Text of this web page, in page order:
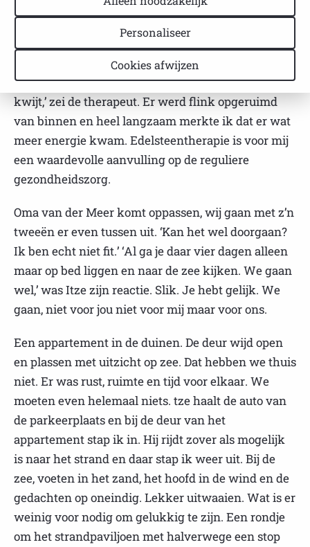
opruimen. Het kan een jaar duren of twee jaar, maar
het gaat weer over. Mijn edelsteentherapeute gaf
me een hematiet, deze zorgt voor bloedzuivering bij
infecties en drukt ongewenst bezoek de kop in.
‘Drie maanden en dan ben je de toxoplasmose
kwijt,’ zei de therapeut. Er werd flink opgeruimd
van binnen en heel langzaam merkte ik dat er wat
meer energie kwam. Edelsteentherapie is voor mij
een waardevolle aanvulling op de reguliere
gezondheidszorg.
Oma van der Meer komt oppassen, wij gaan met z’n
tweeën er even tussen uit. ‘Kan het wel doorgaan?
Ik ben echt niet fit.’ ‘Al ga je daar vier dagen alleen
maar op bed liggen en naar de zee kijken. We gaan
wel,’ was Itze zijn reactie. Slik. Je hebt gelijk. We
gaan, niet voor jou niet voor mij maar voor ons.
Een appartement in de duinen. De deur wijd open
en plassen met uitzicht op zee. Dat hebben we thuis
niet. Er was rust, ruimte en tijd voor elkaar. We
moeten even helemaal niets. tze haalt de auto van
de parkeerplaats en bij de deur van het
appartement stap ik in. Hij rijdt zover als mogelijk
is naar het strand en daar stap ik weer uit. Bij de
zee, voeten in het zand, het hoofd in de wind en de
gedachten op oneindig. Lekker uitwaaien. Wat is er
weinig voor nodig om gelukkig te zijn. Een rondje
om het strandpaviljoen met halverwege een stop
Personaliseer
Cookies afwijzen